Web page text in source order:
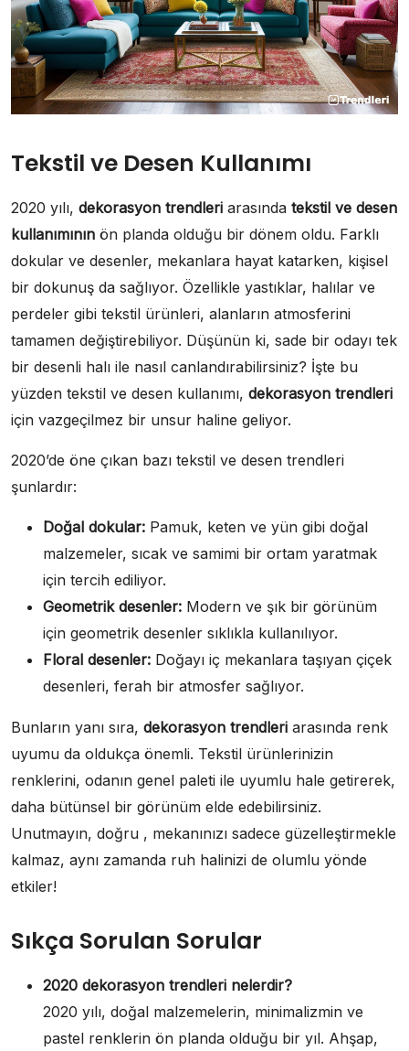
Tekstil ve Desen Kullanımı
2020 yılı, dekorasyon trendleri arasında tekstil ve desen
kullanımının ön planda olduğu bir dönem oldu. Farklı
dokular ve desenler, mekanlara hayat katarken, kişisel
bir dokunuş da sağlıyor. Özellikle yastıklar, halılar ve
perdeler gibi tekstil ürünleri, alanların atmosferini
tamamen değiştirebiliyor. Düşünün ki, sade bir odayı tek
bir desenli halı ile nasıl canlandırabilirsiniz? İşte bu
yüzden tekstil ve desen kullanımı, dekorasyon trendleri
için vazgeçilmez bir unsur haline geliyor.
2020’de öne çıkan bazı tekstil ve desen trendleri
şunlardır:
Doğal dokular: Pamuk, keten ve yün gibi doğal
malzemeler, sıcak ve samimi bir ortam yaratmak
için tercih ediliyor.
Geometrik desenler: Modern ve şık bir görünüm
için geometrik desenler sıklıkla kullanılıyor.
Floral desenler: Doğayı iç mekanlara taşıyan çiçek
desenleri, ferah bir atmosfer sağlıyor.
Bunların yanı sıra, dekorasyon trendleri arasında renk
uyumu da oldukça önemli. Tekstil ürünlerinizin
renklerini, odanın genel paleti ile uyumlu hale getirerek,
daha bütünsel bir görünüm elde edebilirsiniz.
Unutmayın, doğru , mekanınızı sadece güzelleştirmekle
kalmaz, aynı zamanda ruh halinizi de olumlu yönde
etkiler!
Sıkça Sorulan Sorular
2020 dekorasyon trendleri nelerdir?
2020 yılı, doğal malzemelerin, minimalizmin ve
pastel renklerin ön planda olduğu bir yıl. Ahşap,